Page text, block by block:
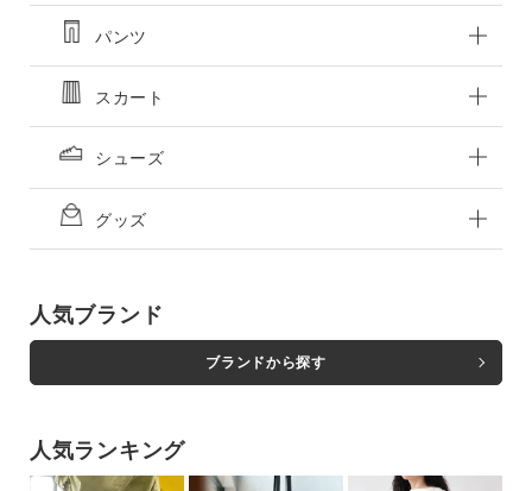
価格
通常商品
在庫
在庫あり 在庫なし含む
close
カートに入れる
BORDEAUX
カートに入れる
M
M
残りわずか
パンツ
スカート
シューズ
グッズ
人気ブランド
ブランドから探す
人気ランキング